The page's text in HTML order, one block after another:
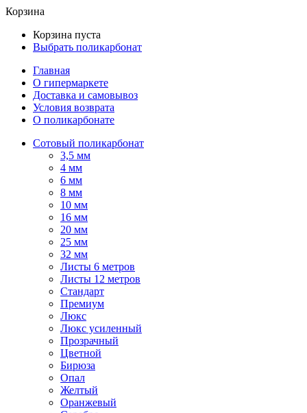
Корзина
Корзина пуста
Выбрать поликарбонат
Главная
О гипермаркете
Доставка и самовывоз
Условия возврата
О поликарбонате
Сотовый поликарбонат
3,5 мм
4 мм
6 мм
8 мм
10 мм
16 мм
20 мм
25 мм
32 мм
Листы 6 метров
Листы 12 метров
Стандарт
Премиум
Люкс
Люкс усиленный
Прозрачный
Цветной
Бирюза
Опал
Желтый
Оранжевый